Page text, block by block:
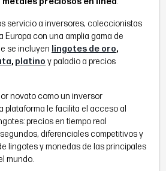
servicio a inversores, coleccionistas
Europa con una amplia gama de
se incluyen lingotes de oro,
, platino y paladio a precios
novato como un inversor
plataforma le facilita el acceso al
precios en tiempo real
diferenciales competitivos y
lingotes y monedas de las principales
mundo.